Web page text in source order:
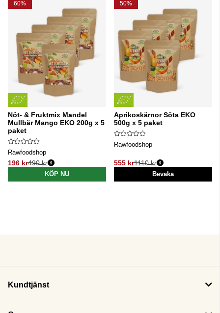
60%
Nöt- & Fruktmix Mandel
Mullbär Mango EKO 200g x 5
paket
Rawfoodshop
196 kr
Ordinarie pris:
490 kr
KÖP NU
50%
Aprikoskärnor Söta EKO
500g x 5 paket
Rawfoodshop
555 kr
Ordinarie pris:
1110 kr
Bevaka
Kundtjänst